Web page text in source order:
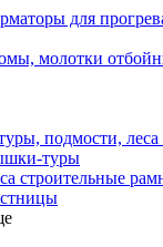
для
молотки
подмости, леса
туры
строительные